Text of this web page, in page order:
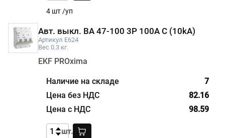
4 шт /уп
Авт. выкл. ВА 47-100 3P 100A C (10kA)
Артикул E624
Вес 0.3 кг.
EKF PROxima
7
82.16
98.59
шт.